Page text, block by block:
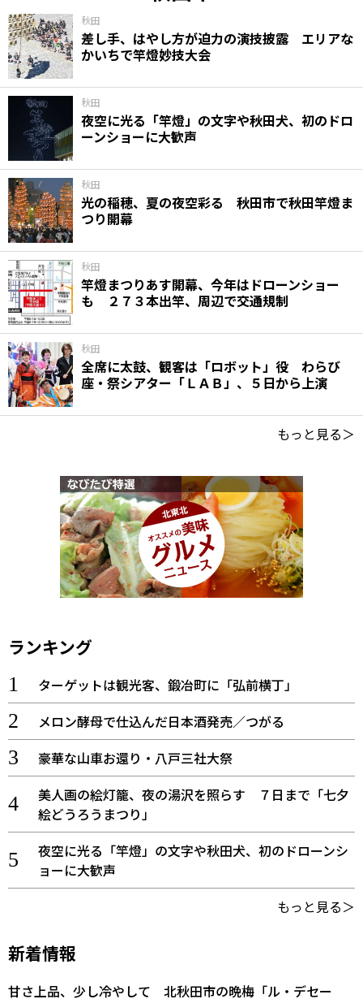
秋田
差し手、はやし方が迫力の演技披露 エリアな
かいちで竿燈妙技大会
秋田
夜空に光る「竿燈」の文字や秋田犬、初のドロ
ーンショーに大歓声
秋田
光の稲穂、夏の夜空彩る 秋田市で秋田竿燈ま
つり開幕
秋田
竿燈まつりあす開幕、今年はドローンショー
も ２７３本出竿、周辺で交通規制
秋田
全席に太鼓、観客は「ロボット」役 わらび
座・祭シアター「ＬＡＢ」、５日から上演
もっと見る＞
ランキング
ターゲットは観光客、鍛冶町に「弘前横丁」
メロン酵母で仕込んだ日本酒発売／つがる
豪華な山車お還り・八戸三社大祭
美人画の絵灯籠、夜の湯沢を照らす ７日まで「七夕
絵どうろうまつり」
夜空に光る「竿燈」の文字や秋田犬、初のドローンシ
ョーに大歓声
もっと見る＞
新着情報
甘さ上品、少し冷やして 北秋田市の晩梅「ル・デセー